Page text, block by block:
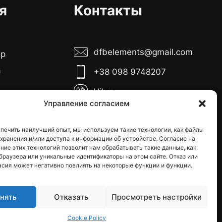
Управление согласием
наилучший опыт, мы используем такие технологии, как файлы
и/или доступа к информации об устройстве. Согласие на
этих технологий позволит нам обрабатывать такие данные, как
или уникальные идентификаторы на этом сайте. Отказ или
может негативно повлиять на некоторые функции и функции.
Отказать Просмотреть настройки
Cookie Policy
с 10:00
-
дни
Контакты
dfbelements@gmail.com
+38 098 9748207
Viber
Instagram